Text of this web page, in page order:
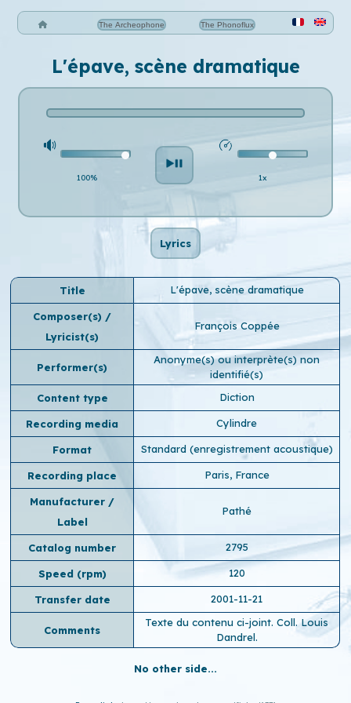
The Archeophone The Phonoflux
L'épave, scène dramatique
100% 1x
Lyrics
Title L'épave, scène dramatique
Composer(s) /
Lyricist(s)
François Coppée
Performer(s)
Anonyme(s) ou interprète(s) non
identifié(s)
Content type
Diction
Recording media Cylindre
Format Standard (enregistrement acoustique)
Recording place Paris, France
Manufacturer /
Label
Pathé
Catalog number 2795
Speed ​​(rpm) 120
Transfer date 2001-11-21
Comments
Texte du contenu ci-joint. Coll. Louis
Dandrel.
No other side...